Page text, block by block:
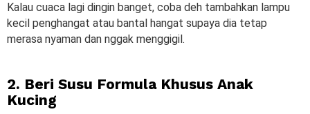
Kalau cuaca lagi dingin banget, coba deh tambahkan lampu
kecil penghangat atau bantal hangat supaya dia tetap
merasa nyaman dan nggak menggigil.
2. Beri Susu Formula Khusus Anak
Kucing